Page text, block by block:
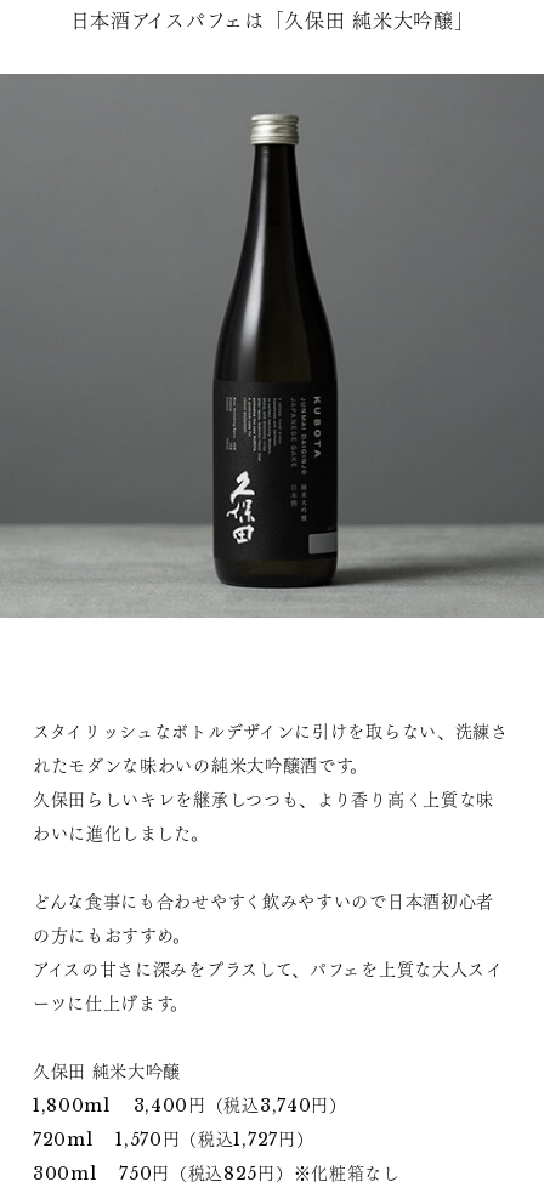
日本酒アイスパフェは「久保田 純米大吟醸」
スタイリッシュなボトルデザインに引けを取らない、洗練さ
れたモダンな味わいの純米大吟醸酒です。
久保田らしいキレを継承しつつも、より香り高く上質な味
わいに進化しました。
どんな食事にも合わせやすく飲みやすいので日本酒初心者
の方にもおすすめ。
アイスの甘さに深みをプラスして、パフェを上質な大人スイ
ーツに仕上げます。
久保田 純米大吟醸
1,800ml 3,400円（税込3,740円）
720ml 1,570円（税込1,727円）
300ml 750円（税込825円）※化粧箱なし